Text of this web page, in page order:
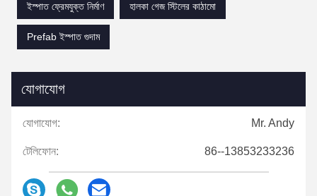
ইস্পাত ফ্রেমযুক্ত নির্মাণ
হালকা গেজ স্টিলের কাঠামো
Prefab ইস্পাত গুদাম
যোগাযোগ
যোগাযোগ: Mr. Andy
টেলিফোন: 86--13853233236